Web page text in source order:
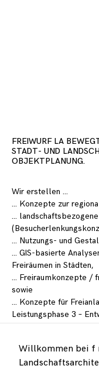
FREIWURF LA
STADT- UND
OBJEKTPLANUNG.
Wir erstellen …
… Konzepte zur
…
… Nutzungs- und
… GIS-basierte
Freiräumen in Städten,
… Freiraumkonzepte /
sowie
… Konzepte für
Leistungsphase 3 –
komplexer Netze.
Maßstabsebenen,
Willkommen bei f